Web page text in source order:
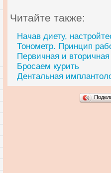
Читайте также:
Начав диету,
Тонометр. Принцип
Первичная и
Бросаем курить
Дентальная